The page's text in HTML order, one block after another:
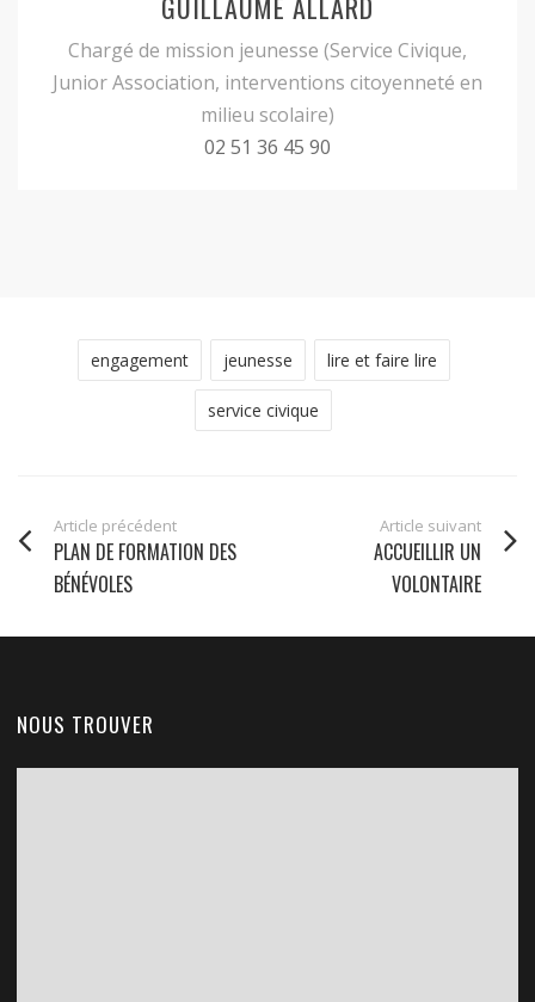
GUILLAUME ALLARD
Chargé de mission jeunesse (Service Civique,
Junior Association, interventions citoyenneté en
milieu scolaire)
02 51 36 45 90
engagement jeunesse lire et faire lire
service civique
Article précédent
PLAN DE FORMATION DES
BÉNÉVOLES
Article suivant
ACCUEILLIR UN
VOLONTAIRE
NOUS TROUVER